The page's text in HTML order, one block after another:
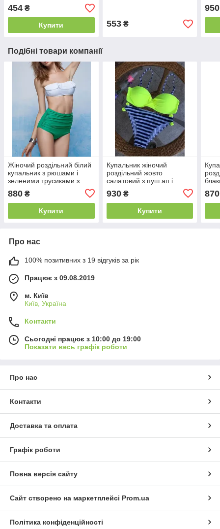
454 ₴
Купити 553₴
950
Подібні товари компанії
Жіночий роздільний білий
купальник з рюшами і
зеленими трусиками з
880 ₴
Купити
Купальник жіночий
роздільний жовто
салатовий з пуш ап і
930₴
Купити
870
Про нас
100% позитивних з 19 відгуків за рік
Працює з 09.08.2019
м. Київ
Київ, Україна
Контакти
Сьогодні працює з 10:00 до 19:00
Показати весь графік роботи
Про нас
Контакти
Доставка та оплата
Графік роботи
Повна версія сайту
Сайт створено на маркетплейсі Prom.ua
Політика конфіденційності